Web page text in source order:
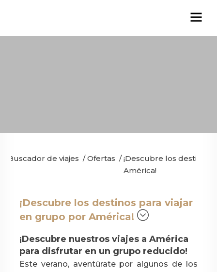
Buscador de viajes /Ofertas /¡Descubre los destinos
América!
¡Descubre los destinos para viajar
en grupo por América!
¡Descubre nuestros viajes a América
para disfrutar en un grupo reducido!
Este verano, aventúrate por algunos de los